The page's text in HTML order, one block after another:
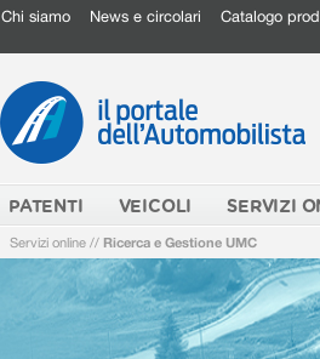
Chi siamo News e circolari Catalogo
PATENTI VEICOLI SERVIZI
Servizi online // Ricerca e Gestione UMC